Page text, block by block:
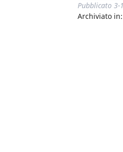
Pubblicato 3-
Archiviato in: